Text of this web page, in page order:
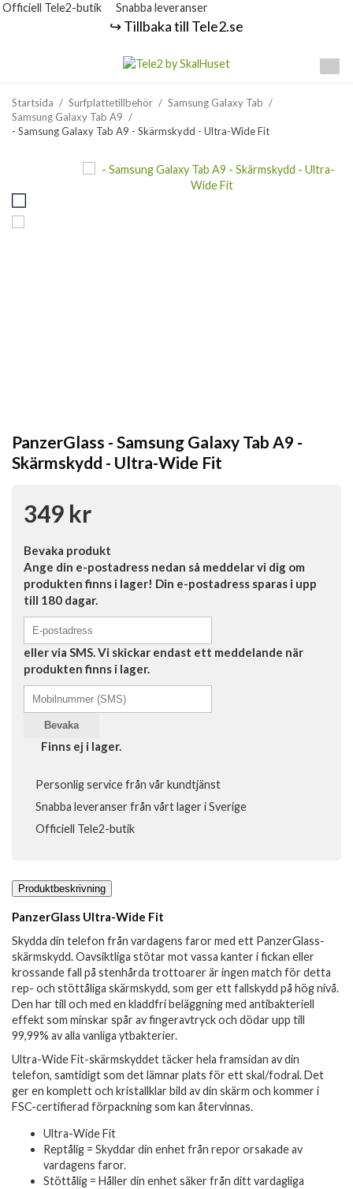
Officiell Tele2-butik Snabba leveranser
↪️ Tillbaka till Tele2.se
Startsida / Surfplattetillbehör / Samsung Galaxy Tab /
Samsung Galaxy Tab A9 /
- Samsung Galaxy Tab A9 - Skärmskydd - Ultra-Wide Fit
PanzerGlass - Samsung Galaxy Tab A9 -
Skärmskydd - Ultra-Wide Fit
349 kr
Bevaka produkt
Ange din e-postadress nedan så meddelar vi dig om
produkten finns i lager! Din e-postadress sparas i upp
till 180 dagar.
eller via SMS. Vi skickar endast ett meddelande när
produkten finns i lager.
Bevaka
Finns ej i lager.
Personlig service från vår kundtjänst
Snabba leveranser från vårt lager i Sverige
Officiell Tele2-butik
Produktbeskrivning
PanzerGlass Ultra-Wide Fit
Skydda din telefon från vardagens faror med ett PanzerGlass-
skärmskydd. Oavsiktliga stötar mot vassa kanter i fickan eller
krossande fall på stenhårda trottoarer är ingen match för detta
rep- och stöttåliga skärmskydd, som ger ett fallskydd på hög nivå.
Den har till och med en kladdfri beläggning med antibakteriell
effekt som minskar spår av fingeravtryck och dödar upp till
99,99% av alla vanliga ytbakterier.
Ultra-Wide Fit-skärmskyddet täcker hela framsidan av din
telefon, samtidigt som det lämnar plats för ett skal/fodral. Det
ger en komplett och kristallklar bild av din skärm och kommer i
FSC-certifierad förpackning som kan återvinnas.
Ultra-Wide Fit
Reptålig = Skyddar din enhet från repor orsakade av
vardagens faror.
Stöttålig = Håller din enhet säker från ditt vardagliga